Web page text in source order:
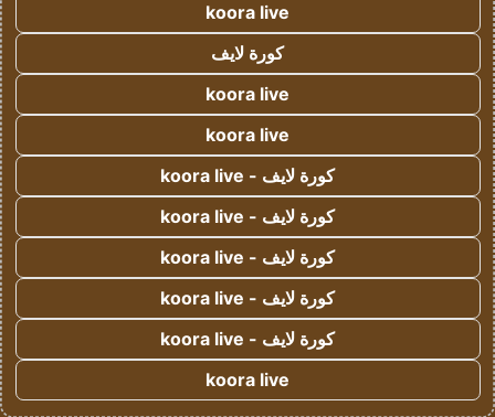
koora live
كورة لايف
koora live
koora live
كورة لايف - koora live
كورة لايف - koora live
كورة لايف - koora live
كورة لايف - koora live
كورة لايف - koora live
koora live